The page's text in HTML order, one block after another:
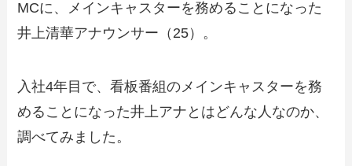
MCに、メインキャスターを務めることになった
井上清華アナウンサー（25）。
入社4年目で、看板番組のメインキャスターを務
めることになった井上アナとはどんな人なのか、
調べてみました。